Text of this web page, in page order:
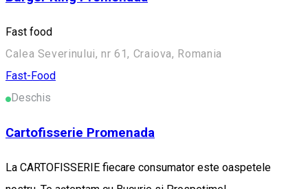
Fast food
Calea Severinului, nr 61, Craiova, Romania
Fast-Food
Deschis
Cartofisserie Promenada
La CARTOFISSERIE fiecare consumator este oaspetele